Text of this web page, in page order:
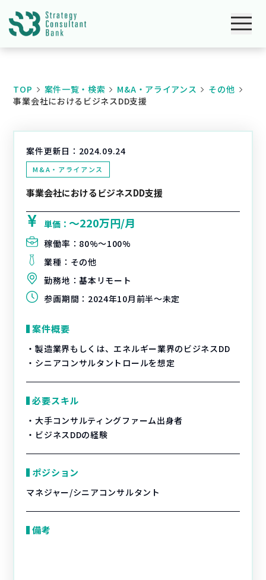
TOP 案件一覧・検索 M&A・アライアンス
その他
事業会社におけるビジネスDD支援
案件更新日： 2024.09.24
M&A・アライアンス
事業会社におけるビジネスDD支援
単価：〜220万円/月
稼働率： 80%〜100%
業種： その他
勤務地：基本リモート
参画期間： 2024年10月前半～未定
案件概要
・製造業界もしくは、エネルギー業界のビジネスDD
・シニアコンサルタントロールを想定
必要スキル
・大手コンサルティングファーム出身者
・ビジネスDDの経験
ポジション
マネジャー/シニアコンサルタント
備考